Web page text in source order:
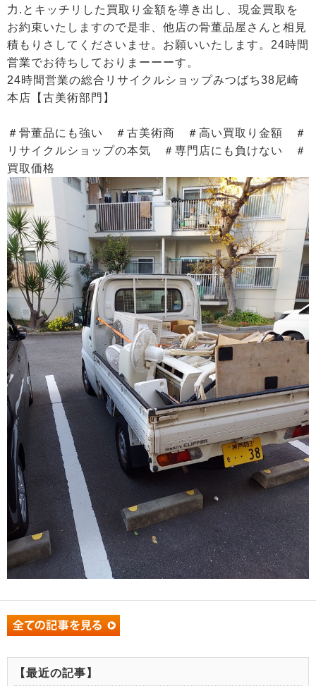
力.とキッチリした買取り金額を導き出し、現金買取を
お約束いたしますので是非、他店の骨董品屋さんと相見
積もりさしてくださいませ。お願いいたします。24時間
営業でお待ちしておりまーーーす。
24時間営業の総合リサイクルショップみつばち38尼崎
本店【古美術部門】
＃骨董品にも強い ＃古美術商 ＃高い買取り金額 ＃
リサイクルショップの本気 ＃専門店にも負けない ＃
買取価格
【最近の記事】